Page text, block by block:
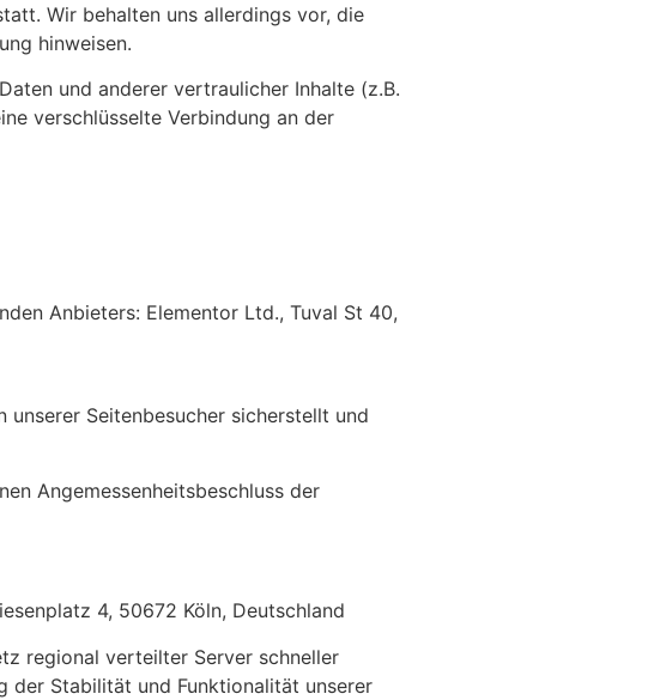
Wir behalten uns allerdings vor, die
hinweisen.
und anderer vertraulicher Inhalte (z.B.
verschlüsselte Verbindung an der
Anbieters: Elementor Ltd., Tuval St 40,
Seitenbesucher sicherstellt und
Angemessenheitsbeschluss der
4, 50672 Köln, Deutschland
regional verteilter Server schneller
der Stabilität und Funktionalität unserer